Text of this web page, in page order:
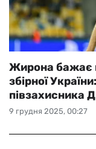
9 грудня 2025, 00:27
Жирона бажає
збірної
півзахисника